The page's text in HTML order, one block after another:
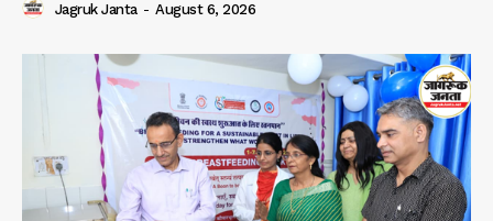
Jagruk Janta - August 6, 2026